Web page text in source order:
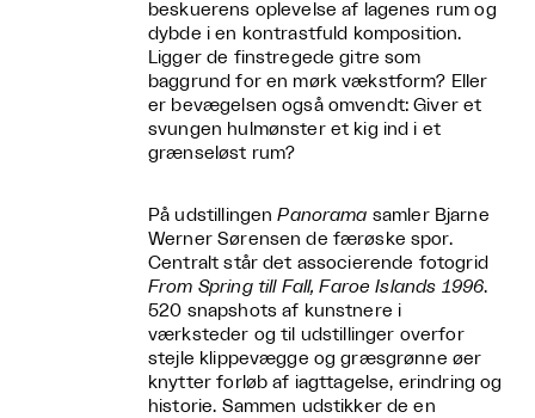
beskuerens oplevelse af lagenes rum og
dybde i en kontrastfuld komposition.
Ligger de finstregede gitre som
baggrund for en mørk vækstform? Eller
er bevægelsen også omvendt: Giver et
svungen hulmønster et kig ind i et
grænseløst rum?
På udstillingenPanorama samler Bjarne
Werner Sørensen de færøske spor.
Centralt står det associerende fotogrid
From Spring till Fall, Faroe Islands 1996.
520 snapshots af kunstnere i
værksteder og til udstillinger overfor
stejle klippevægge og græsgrønne øer
knytter forløb af iagttagelse, erindring og
historie. Sammen udstikker de en